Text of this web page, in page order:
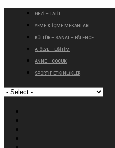
GEZİ – TATİL
YEME & İÇME MEKANLARI
KÜLTÜR – SANAT – EĞLENCE
ATÖLYE – EĞİTİM
ANNE – ÇOCUK
SPORTİF ETKİNLİKLER